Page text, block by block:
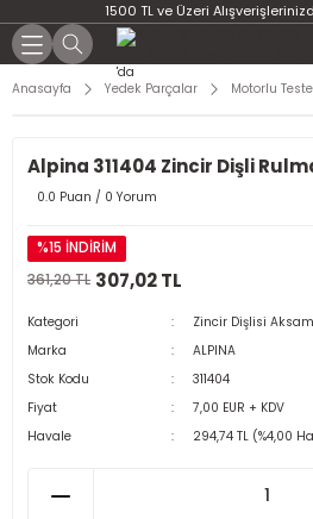
1500 TL ve Üzeri
Anasayfa Yedek Parçalar Motorlu
Alpina 311404 Zincir Dişli
0.0 Puan / 0 Yorum
%15 İNDİRİM
361,20 TL 307,02 TL
Kategori
Zincir Dişlisi
Marka
ALPINA
Stok Kodu
311404
Fiyat
7,00 EUR + KDV
Havale
294,74 TL (%4,00